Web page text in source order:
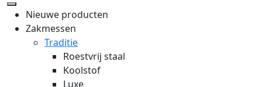
Nieuwe producten
Zakmessen
Traditie
Roestvrij staal
Koolstof
Luxe